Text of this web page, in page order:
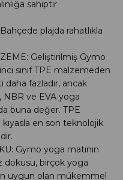
sahiptir
plajda rahatlıkla
Geliştirilmiş Gymo
sınıf TPE malzemeden
fazladır, ancak
ve EVA yoga
buna değer. TPE
en son teknolojik
Gymo yoga matının
dokusu, birçok yoga
uygun olan mükemmel